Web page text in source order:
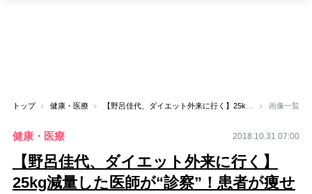
トップ 健康・医療 画像一覧
健康・医療 2018.10.31 07:00
【野呂佳代、ダイエット外来に行く】
25kg減量した医師が“診察”！患者が痩せ